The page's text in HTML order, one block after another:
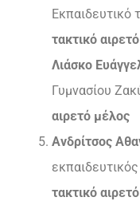
Εκπαιδευτικό
τακτικό
Λιάσκο
Γυμνασίου
αιρετό μέλος
Ανδρίτσος
τακτικό